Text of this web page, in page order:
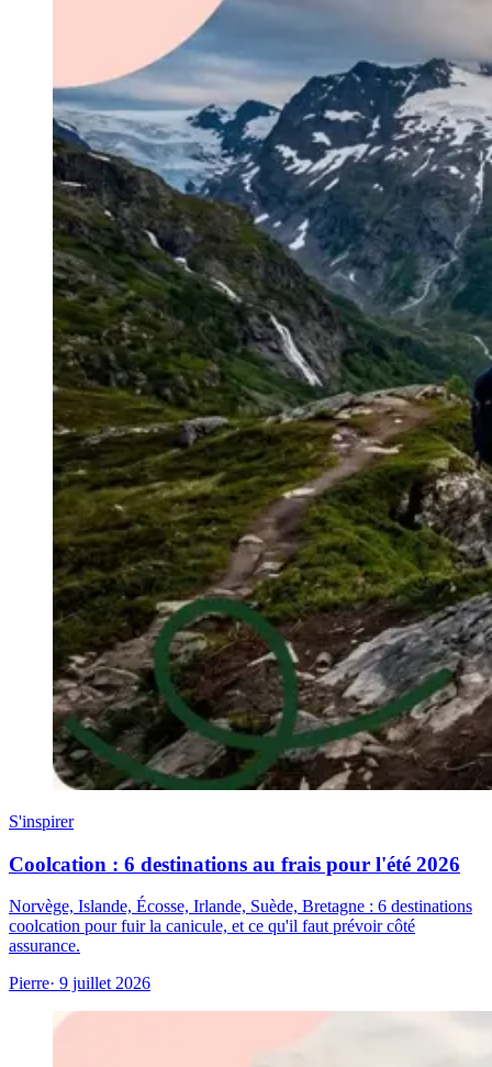
S'inspirer
Coolcation : 6 destinations au frais pour l'été 2026
Norvège, Islande, Écosse, Irlande, Suède, Bretagne : 6 destinations
coolcation pour fuir la canicule, et ce qu'il faut prévoir côté
assurance.
Pierre· 9 juillet 2026